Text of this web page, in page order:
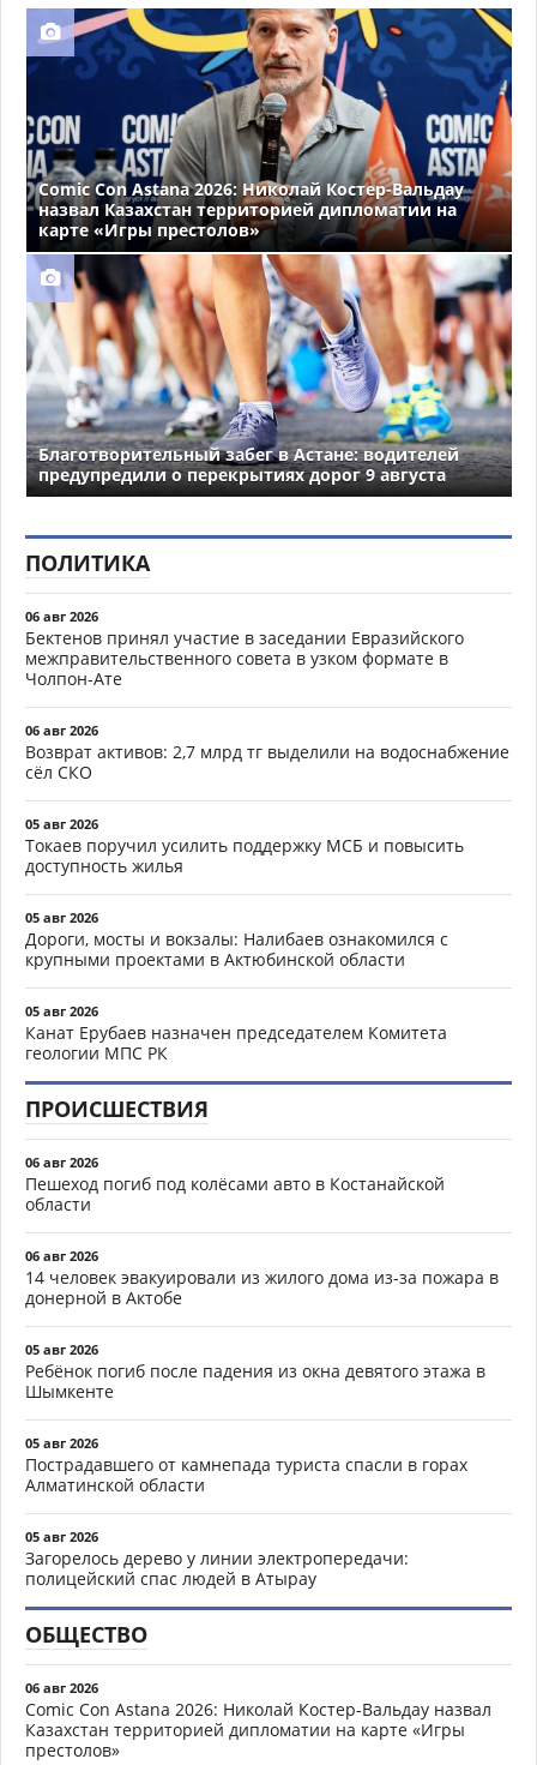
Comic Con Astana 2026: Николай Костер-Вальдау
назвал Казахстан территорией дипломатии на
карте «Игры престолов»
Благотворительный забег в Астане: водителей
предупредили о перекрытиях дорог 9 августа
ПОЛИТИКА
06 авг 2026
Бектенов принял участие в заседании Евразийского
межправительственного совета в узком формате в
Чолпон-Ате
06 авг 2026
Возврат активов: 2,7 млрд тг выделили на водоснабжение
сёл СКО
05 авг 2026
Токаев поручил усилить поддержку МСБ и повысить
доступность жилья
05 авг 2026
Дороги, мосты и вокзалы: Налибаев ознакомился с
крупными проектами в Актюбинской области
05 авг 2026
Канат Ерубаев назначен председателем Комитета
геологии МПС РК
ПРОИСШЕСТВИЯ
06 авг 2026
Пешеход погиб под колёсами авто в Костанайской
области
06 авг 2026
14 человек эвакуировали из жилого дома из-за пожара в
донерной в Актобе
05 авг 2026
Ребёнок погиб после падения из окна девятого этажа в
Шымкенте
05 авг 2026
Пострадавшего от камнепада туриста спасли в горах
Алматинской области
05 авг 2026
Загорелось дерево у линии электропередачи:
полицейский спас людей в Атырау
ОБЩЕСТВО
06 авг 2026
Comic Con Astana 2026: Николай Костер-Вальдау назвал
Казахстан территорией дипломатии на карте «Игры
престолов»